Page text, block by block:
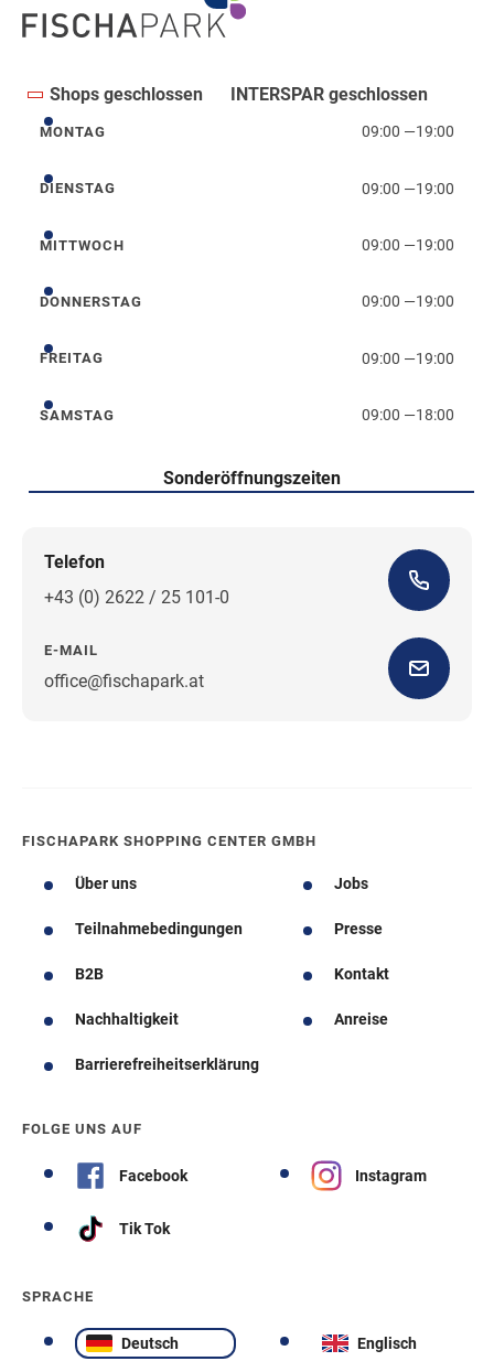
Shops geschlossen INTERSPAR geschlossen
Montag
MONTAG 09:00 —19:00
Dienstag
DIENSTAG 09:00 —19:00
Mittwoch
MITTWOCH 09:00 —19:00
Donnerstag
DONNERSTAG 09:00 —19:00
Freitag
FREITAG 09:00 —19:00
Samstag
SAMSTAG 09:00 —18:00
Sonderöffnungszeiten
Telefon
+43 (0) 2622 / 25 101-0
E-MAIL
office@fischapark.atWegbeschreibung
FISCHAPARK SHOPPING CENTER GMBH
Über uns Jobs
Teilnahmebedingungen Presse
B2B Kontakt
Nachhaltigkeit Anreise
Barrierefreiheitserklärung
FOLGE UNS AUF
Facebook Instagram
Tik Tok
SPRACHE
Deutsch Englisch